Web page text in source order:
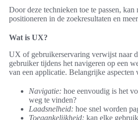
Door deze technieken toe te passen, kan
positioneren in de zoekresultaten en
Wat is UX?
UX of gebruikerservaring verwijst naar
gebruiker tijdens het navigeren op een
van een applicatie. Belangrijke
Navigatie: hoe eenvoudig is het
weg te vinden?
Laadsnelheid: hoe snel worden
Toegankelijkheid: kan elke